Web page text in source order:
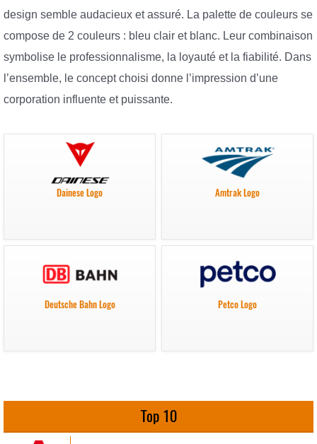
design semble audacieux et assuré. La palette de couleurs se
compose de 2 couleurs : bleu clair et blanc. Leur combinaison
symbolise le professionnalisme, la loyauté et la fiabilité. Dans
l’ensemble, le concept choisi donne l’impression d’une
corporation influente et puissante.
Dainese Logo Amtrak Logo
Deutsche Bahn Logo Petco Logo
Top 10